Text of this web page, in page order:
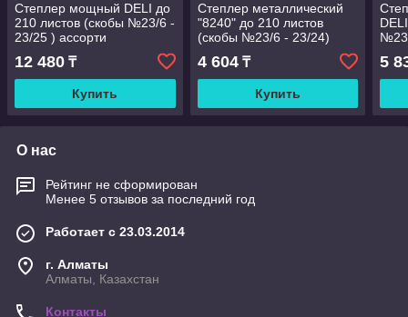
Степлер мощный DELI до
210 листов (скобы №23/6 -
23/25 ) ассорти
12 480 ₸
Купить
Степлер металлический
"8240" до 210 листов
(скобы №23/6 - 23/24)
4 604₸
Купить
5
О нас
Рейтинг не сформирован
Менее 5 отзывов за последний год
Работает с 23.03.2014
г. Алматы
Алматы, Казахстан
Контакты